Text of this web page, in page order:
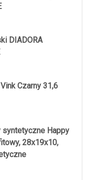
DIADORA
Czarny 31,6
syntetyczne Happy
28x19x10,